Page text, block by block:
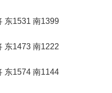
1531 南1399
1473 南1222
1574 南1144